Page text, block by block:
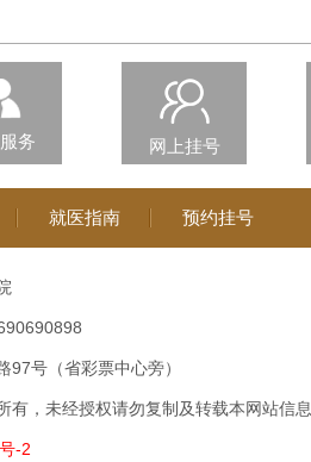
务 网上挂号
就医指南 预约挂号
97号（省彩票中心旁）
有，未经授权请勿复制及转载本网站信息
-2